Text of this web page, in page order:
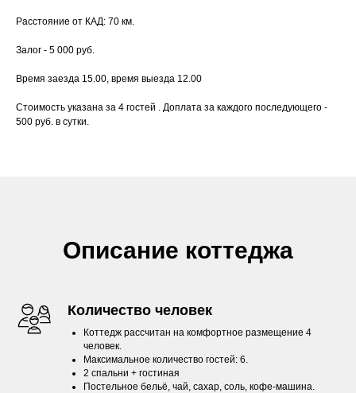
Расстояние от КАД: 70 км.
Залог - 5 000 руб.
Время заезда 15.00, время выезда 12.00
Стоимость указана за 4 гостей . Доплата за каждого последующего -
500 руб. в сутки.
Описание коттеджа
Количество человек
Коттедж рассчитан на комфортное размещение 4
человек.
Максимальное количество гостей: 6.
2 спальни + гостиная
Постельное бельё, чай, сахар, соль, кофе-машина.